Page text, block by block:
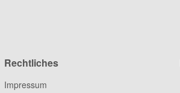
Rechtliches
Impressum